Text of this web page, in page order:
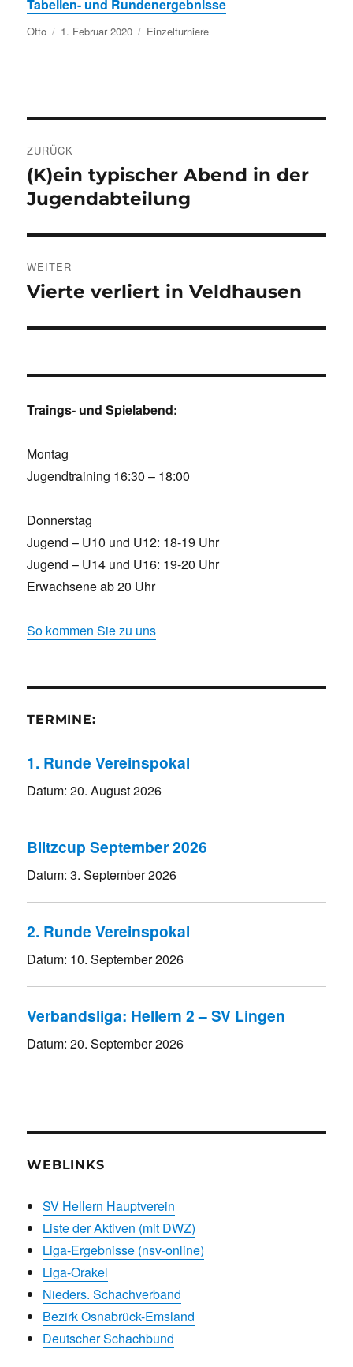
Tabellen- und Rundenergebnisse
Autor
Otto Veröffentlicht
am
1. Februar 2020 Kategorien
Einzelturniere
ZURÜCK
Vorheriger
Beitrag:
(K)ein typischer Abend in der
Jugendabteilung
WEITER
Nächster
Vierte verliert in Veldhausen
Traings- und Spielabend:
Montag
Jugendtraining 16:30 – 18:00
Donnerstag
Jugend – U10 und U12: 18-19 Uhr
Jugend – U14 und U16: 19-20 Uhr
Erwachsene ab 20 Uhr
So kommen Sie zu uns
TERMINE:
1. Runde Vereinspokal
Datum:20. August 2026
Blitzcup September 2026
Datum:3. September 2026
2. Runde Vereinspokal
Datum: 10. September 2026
Verbandsliga: Hellern 2 – SV Lingen
Datum:20. September 2026
WEBLINKS
SV Hellern Hauptverein
Liste der Aktiven (mit DWZ)
Liga-Ergebnisse (nsv-online)
Liga-Orakel
Nieders. Schachverband
Bezirk Osnabrück-Emsland
Deutscher Schachbund